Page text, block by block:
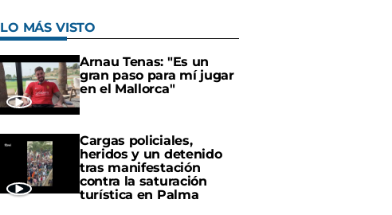
LO MÁS VISTO
Arnau Tenas: "Es un
gran paso para mí jugar
en el Mallorca"
Cargas policiales,
heridos y un detenido
tras manifestación
contra la saturación
turística en Palma